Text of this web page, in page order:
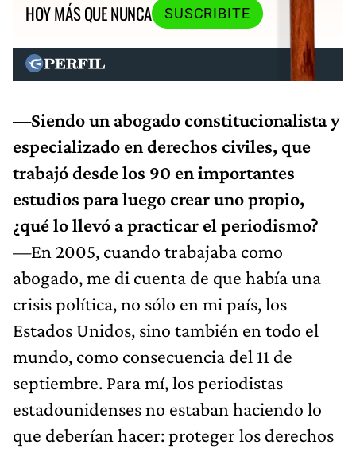
HOY MÁS QUE NUNCA
SUSCRIBITE
—Siendo un abogado constitucionalista y
especializado en derechos civiles, que
trabajó desde los 90 en importantes
estudios para luego crear uno propio,
¿qué lo llevó a practicar el periodismo?
—En 2005, cuando trabajaba como
abogado, me di cuenta de que había una
crisis política, no sólo en mi país, los
Estados Unidos, sino también en todo el
mundo, como consecuencia del 11 de
septiembre. Para mí, los periodistas
estadounidenses no estaban haciendo lo
que deberían hacer: proteger los derechos